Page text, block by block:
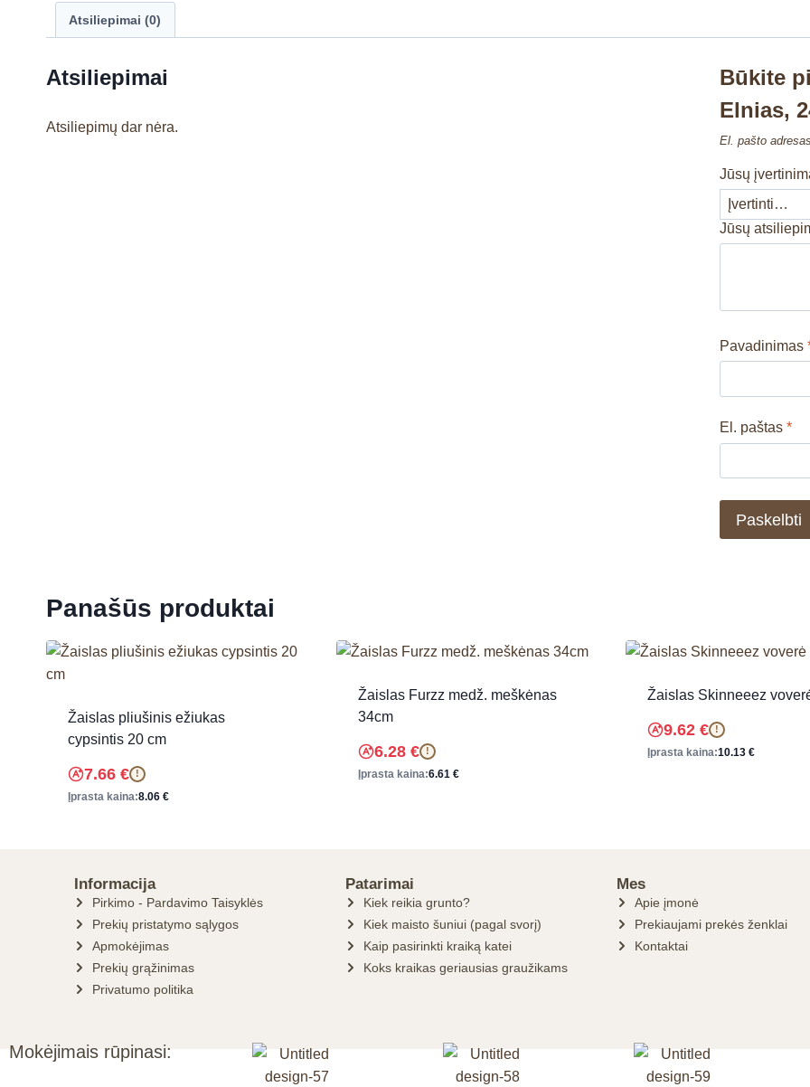
Atsiliepimai (0)
Atsiliepimai
Atsiliepimų dar nėra.
Būkite
Elnias,
El. pašto
Jūsų
Jūsų
Pavadinimas
El. paštas*
Panašūs produktai
Žaislas pliušinis ežiukas
cypsintis 20 cm
7.66 € !
Įprasta kaina:8.06 €
Žaislas Furzz medž. meškėnas
34cm
6.28 € !
Įprasta kaina:6.61 €
Žaislas Skinneeez
9.62 € !
Įprasta kaina:10.13 €
Informacija
Pirkimo - Pardavimo Taisyklės
Prekių pristatymo sąlygos
Apmokėjimas
Prekių grąžinimas
Privatumo politika
Patarimai
Kiek reikia grunto?
Kiek maisto šuniui (pagal svorį)
Kaip pasirinkti kraiką katei
Koks kraikas geriausias graužikams
Mes
Apie įmonė
Prekiaujami prekės ženklai
Kontaktai
Mokėjimais rūpinasi: